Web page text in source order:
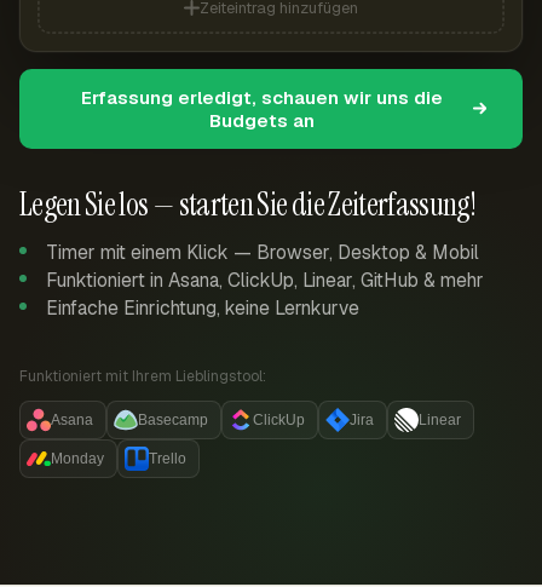
Legen Sie los — starten Sie die Zeiterfassung!
Timer mit einem Klick — Browser, Desktop & Mobil
Funktioniert in Asana, ClickUp, Linear, GitHub & mehr
Einfache Einrichtung, keine Lernkurve
Funktioniert mit Ihrem Lieblingstool:
Asana Basecamp ClickUp Jira Linear
Monday Trello
Zeiteintrag hinzufügen
Erfassung erledigt, schauen wir uns die
Budgets an